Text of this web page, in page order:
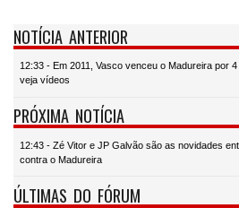
NOTÍCIA ANTERIOR
12:33 - Em 2011, Vasco venceu o Madureira por
veja vídeos
PRÓXIMA NOTÍCIA
12:43 - Zé Vitor e JP Galvão são as novidades
contra o Madureira
ÚLTIMAS DO FÓRUM